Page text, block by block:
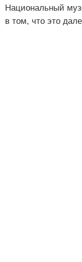
Национальный
в том, что это